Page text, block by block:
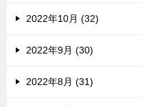
2022年10月 (32)
2022年9月 (30)
2022年8月 (31)